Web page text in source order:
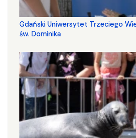
Gdański Uniwersytet Trzeciego
św. Dominika